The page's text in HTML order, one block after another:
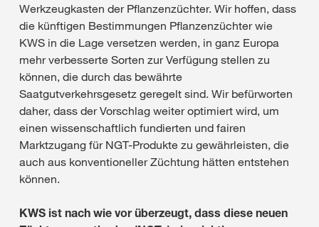
Werkzeugkasten der Pflanzenzüchter. Wir hoffen, dass
die künftigen Bestimmungen Pflanzenzüchter wie
KWS in die Lage versetzen werden, in ganz Europa
mehr verbesserte Sorten zur Verfügung stellen zu
können, die durch das bewährte
Saatgutverkehrsgesetz geregelt sind. Wir befürworten
daher, dass der Vorschlag weiter optimiert wird, um
einen wissenschaftlich fundierten und fairen
Marktzugang für NGT-Produkte zu gewährleisten, die
auch aus konventioneller Züchtung hätten entstehen
können.
KWS ist nach wie vor überzeugt, dass diese neuen